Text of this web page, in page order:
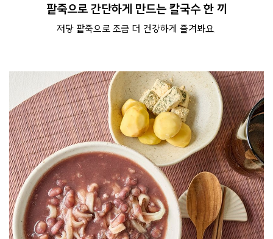
팥죽으로 간단하게 만드는 칼국수 한 끼
저당 팥죽으로 조금 더 건강하게 즐겨봐요.